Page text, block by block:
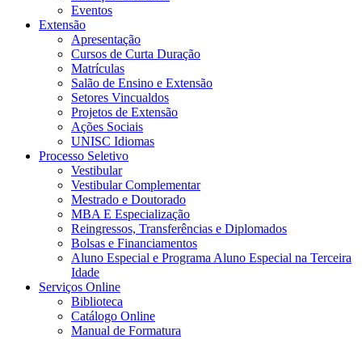
Eventos
Extensão
Apresentação
Cursos de Curta Duração
Matrículas
Salão de Ensino e Extensão
Setores Vincualdos
Projetos de Extensão
Ações Sociais
UNISC Idiomas
Processo Seletivo
Vestibular
Vestibular Complementar
Mestrado e Doutorado
MBA E Especialização
Reingressos, Transferências e Diplomados
Bolsas e Financiamentos
Aluno Especial e Programa Aluno Especial na Terceira
Idade
Serviços Online
Biblioteca
Catálogo Online
Manual de Formatura